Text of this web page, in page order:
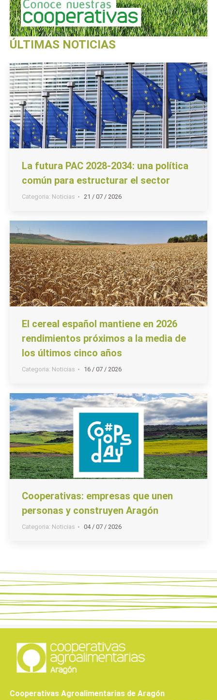
ÚLTIMAS NOTICIAS
La futura PAC 2028-2034: una política
común para estructurar el sector
Categoria: Noticias 21 / 07 / 2026
El cereal español mantiene en 2026
rendimientos próximos a la media de
los últimos cinco años
Categoria: Noticias 16 / 07 / 2026
Cooperativas: empresas que unen
personas y construyen Aragón
Categoria: Noticias 04 / 07 / 2026
Cooperativas Agroalimentarias de Aragón